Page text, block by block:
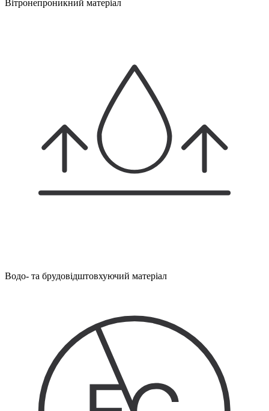
Вітронепроникний матеріал
Водо- та брудовідштовхуючий матеріал